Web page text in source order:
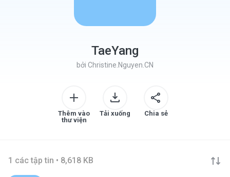
TaeYang
bởi Christine.Nguyen.CN
Thêm vào
thư viện
Tải xuống Chia sẻ
1 các tập tin • 8,618 KB